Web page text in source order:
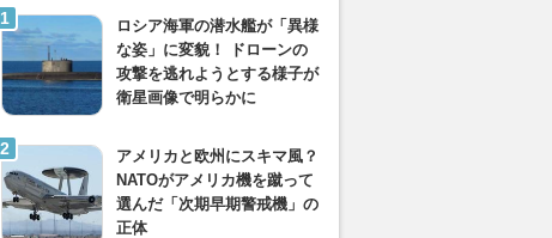
ロシア海軍の潜水艦が「異様
な姿」に変貌！ ドローンの
攻撃を逃れようとする様子が
衛星画像で明らかに
アメリカと欧州にスキマ風？
NATOがアメリカ機を蹴って
選んだ「次期早期警戒機」の
正体